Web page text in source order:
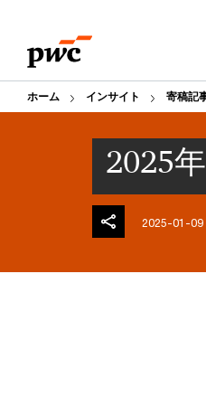
content
footer
ホーム インサイト 寄稿記
2025
2025-01-09